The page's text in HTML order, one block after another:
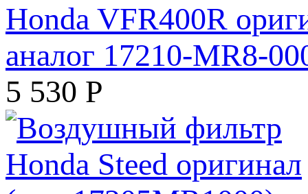
Honda VFR400R
аналог 17210-MR8-
5 530 Р